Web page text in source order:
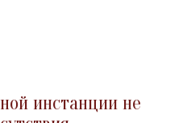
инстанции не